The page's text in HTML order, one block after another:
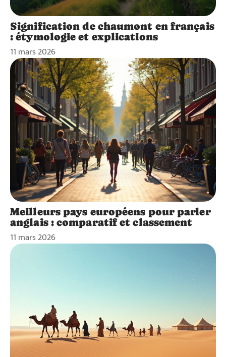
Signification de chaumont en français
: étymologie et explications
11 mars 2026
Meilleurs pays européens pour parler
anglais : comparatif et classement
11 mars 2026